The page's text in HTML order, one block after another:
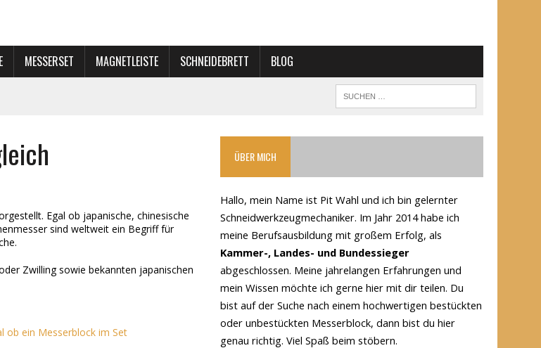
MESSERSET MAGNETLEISTE SCHNEIDEBRETT BLOG
Egal ob japanische, chinesische
sind weltweit ein Begriff für
Zwilling sowie bekannten japanischen
ob ein Messerblock im Set
ÜBER MICH
Hallo, mein Name ist Pit Wahl und ich bin gelernter
Schneidwerkzeugmechaniker. Im Jahr 2014 habe ich
meine Berufsausbildung mit großem Erfolg, als
Kammer-, Landes- und Bundessieger
abgeschlossen. Meine jahrelangen Erfahrungen und
mein Wissen möchte ich gerne hier mit dir teilen. Du
bist auf der Suche nach einem hochwertigen bestückten
oder unbestückten Messerblock, dann bist du hier
genau richtig. Viel Spaß beim stöbern.